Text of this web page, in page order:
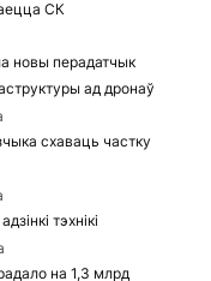
СК
новы перадатчык
ад дронаў
схаваць частку
тэхнікі
на 1,3 млрд